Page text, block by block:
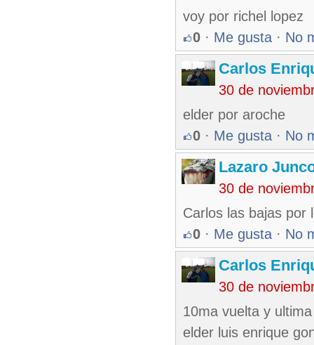
voy por richel lopez
0 · Me gusta · No
Carlos
30 de
elder por aroche
0 · Me gusta · No
Lazaro
30 de
Carlos las bajas por
0 · Me gusta · No
Carlos
30 de
10ma vuelta y ultima
elder luis enrique